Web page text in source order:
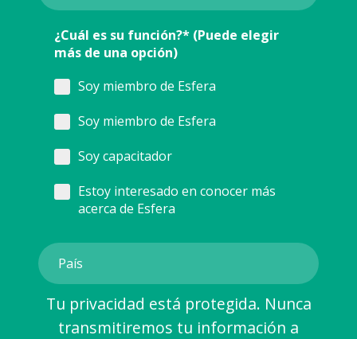
¿Cuál es su función?* (Puede elegir
más de una opción)
Soy miembro de Esfera
Soy miembro de Esfera
Soy capacitador
Estoy interesado en conocer más
acerca de Esfera
Tu privacidad está protegida. Nunca
transmitiremos tu información a